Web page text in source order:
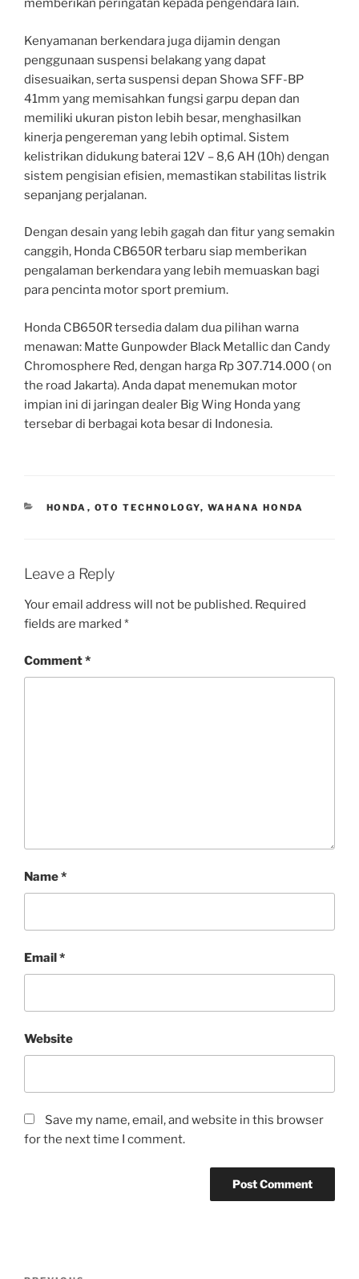
memberikan peringatan kepada pengendara lain.
Kenyamanan berkendara juga dijamin dengan
penggunaan suspensi belakang yang dapat
disesuaikan, serta suspensi depan Showa SFF-BP
41mm yang memisahkan fungsi garpu depan dan
memiliki ukuran piston lebih besar, menghasilkan
kinerja pengereman yang lebih optimal. Sistem
kelistrikan didukung baterai 12V – 8,6 AH (10h) dengan
sistem pengisian efisien, memastikan stabilitas listrik
sepanjang perjalanan.
Dengan desain yang lebih gagah dan fitur yang semakin
canggih, Honda CB650R terbaru siap memberikan
pengalaman berkendara yang lebih memuaskan bagi
para pencinta motor sport premium.
Honda CB650R tersedia dalam dua pilihan warna
menawan: Matte Gunpowder Black Metallic dan Candy
Chromosphere Red, dengan harga Rp 307.714.000 ( on
the road Jakarta). Anda dapat menemukan motor
impian ini di jaringan dealer Big Wing Honda yang
tersebar di berbagai kota besar di Indonesia.
CATEGORIES
HONDA , OTO TECHNOLOGY, WAHANA HONDA
Leave a Reply
Your email address will not be published. Required
fields are marked *
Comment*
Name*
Email*
Website
Save my name, email, and website in this browser
for the next time I comment.